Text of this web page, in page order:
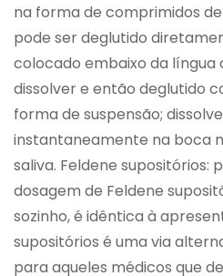
na forma de comprimidos
pode ser deglutido
colocado embaixo da língua
dissolver e então deglutido
forma de suspensão;
instantaneamente na boca
saliva. Feldene supositórios:
dosagem de Feldene
sozinho, é idêntica à
supositórios é uma via
para aqueles médicos que